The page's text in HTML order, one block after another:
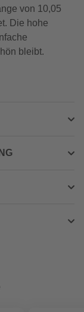
von 10,05
Die hohe
bleibt.